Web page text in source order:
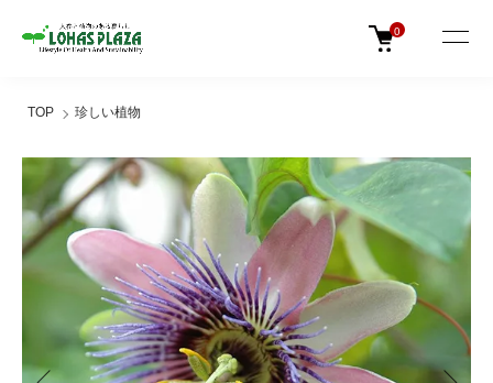
0
TOP 珍しい植物